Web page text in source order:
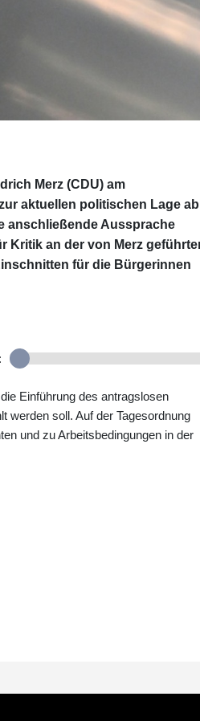
Merz (CDU) am
aktuellen politischen Lage ab
anschließende Aussprache
Kritik an der von Merz
für die Bürgerinnen
Einführung des antragslosen
werden soll. Auf der Tagesordnung
und zu Arbeitsbedingungen in der